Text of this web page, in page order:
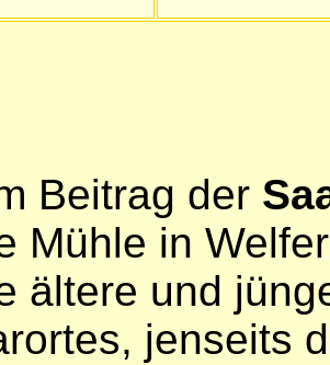
Beitrag der
Mühle in
ältere und
jenseits